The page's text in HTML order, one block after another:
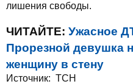
лишения свободы.
ЧИТАЙТЕ: Ужасное
Прорезной девушка
женщину в стену
Источник: ТСН